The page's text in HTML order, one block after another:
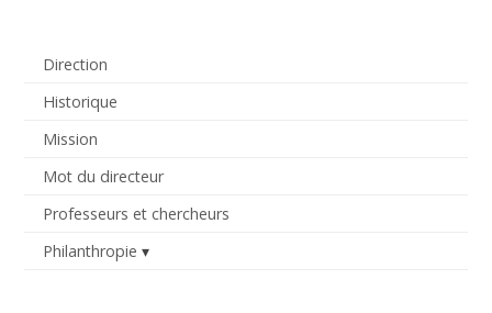
Direction
Historique
Mission
Mot du directeur
Professeurs et chercheurs
Philanthropie